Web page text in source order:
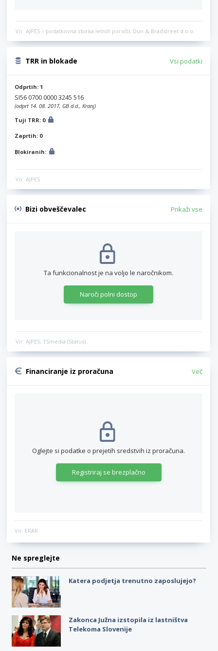
Vir: AJPES – podatkovna zbirka letnih poročil, Dun & Bradstreet d.o.o.
TRR in blokade Vsi podatki
Odprtih: 1
SI56 0700 0000 3245 516
(odprt 14. 08. 2017, GB d.d., Kranj)
Tuji TRR: 0
Zaprtih: 0
Blokiranih:
Vir: AJPES
Bizi obveščevalec Prikaži vse
Ta funkcionalnost je na voljo le naročnikom.
Naroči polni dostop
Vir: AJPES, TSmedia (Status)
Financiranje iz proračuna Več
Oglejte si podatke o prejetih sredstvih iz proračuna.
Registriraj se brezplačno
Vir: ERAR
Ne spreglejte
Katera podjetja trenutno zaposlujejo?
Zakonca Južna izstopila iz lastništva
Telekoma Slovenije